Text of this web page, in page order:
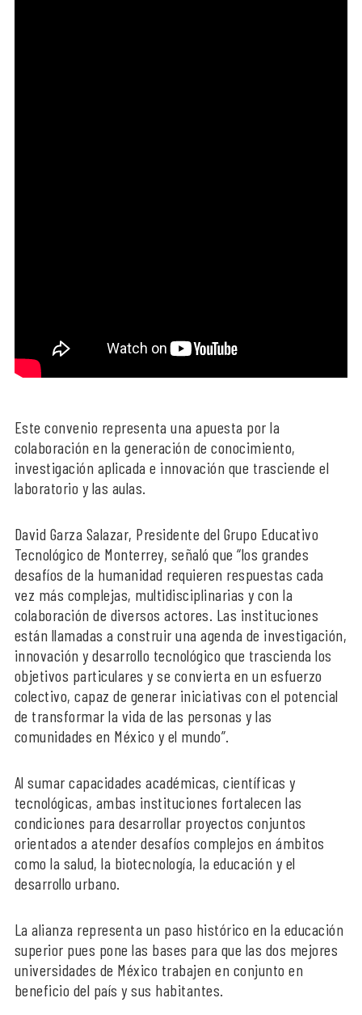
Este convenio representa una apuesta por la
colaboración en la generación de conocimiento,
investigación aplicada e innovación que trasciende el
laboratorio y las aulas.
David Garza Salazar, Presidente del Grupo Educativo
Tecnológico de Monterrey, señaló que “los grandes
desafíos de la humanidad requieren respuestas cada
vez más complejas, multidisciplinarias y con la
colaboración de diversos actores. Las instituciones
están llamadas a construir una agenda de investigación,
innovación y desarrollo tecnológico que trascienda los
objetivos particulares y se convierta en un esfuerzo
colectivo, capaz de generar iniciativas con el potencial
de transformar la vida de las personas y las
comunidades en México y el mundo”.
Al sumar capacidades académicas, científicas y
tecnológicas, ambas instituciones fortalecen las
condiciones para desarrollar proyectos conjuntos
orientados a atender desafíos complejos en ámbitos
como la salud, la biotecnología, la educación y el
desarrollo urbano.
La alianza representa un paso histórico en la educación
superior pues pone las bases para que las dos mejores
universidades de México trabajen en conjunto en
beneficio del país y sus habitantes.